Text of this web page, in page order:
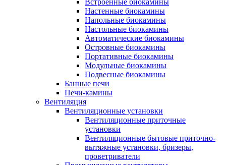
Настенные биокамины
Напольные биокамины
Настольные биокамины
Автоматические биокамины
Островные биокамины
Портативные биокамины
Модульные биокамины
Подвесные биокамины
Банные печи
Печи-камины
Вентиляция
Вентиляционные установки
Вентиляционные приточные
установки
Вентиляционные бытовые приточно-
вытяжные установки, бризеры,
проветриватели